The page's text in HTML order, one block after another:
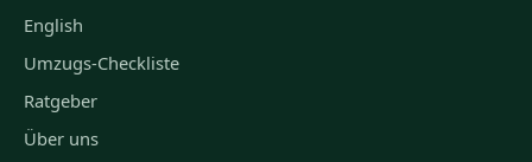
English
Umzugs-Checkliste
Ratgeber
Über uns